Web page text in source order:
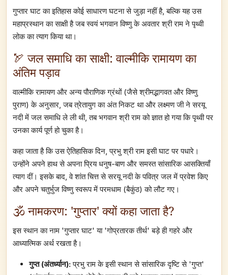
गुप्तार घाट का इतिहास कोई साधारण घटना से जुड़ा नहीं है, बल्कि यह उस
महाप्रस्थान का साक्षी है जब स्वयं भगवान विष्णु के अवतार श्री राम ने पृथ्वी
लोक का त्याग किया था।
🏹 जल समाधि का साक्षी: वाल्मीकि रामायण का
अंतिम पड़ाव
वाल्मीकि रामायण और अन्य पौराणिक ग्रंथों (जैसे श्रीमद्भागवत और विष्णु
पुराण) के अनुसार, जब त्रेतायुग का अंत निकट था और लक्ष्मण जी ने सरयू
नदी में जल समाधि ले ली थी, तब भगवान श्री राम को ज्ञात हो गया कि पृथ्वी पर
उनका कार्य पूर्ण हो चुका है।
कहा जाता है कि उस ऐतिहासिक दिन, प्रभु श्री राम इसी घाट पर पधारे।
उन्होंने अपने हाथ से अपना प्रिय धनुष-बाण और समस्त सांसारिक आसक्तियाँ
त्याग दीं। इसके बाद, वे शांत चित्त से सरयू नदी के पवित्र जल में प्रवेश किए
और अपने चतुर्भुज विष्णु स्वरूप में परमधाम (बैकुंठ) को लौट गए।
🕉️ नामकरण: 'गुप्तार' क्यों कहा जाता है?
इस स्थान का नाम 'गुप्तार घाट' या 'गोप्रतारक तीर्थ' बड़े ही गहरे और
आध्यात्मिक अर्थ रखता है।
गुप्त (अंतर्ध्यान):प्रभु राम के इसी स्थान से सांसारिक दृष्टि से 'गुप्त'